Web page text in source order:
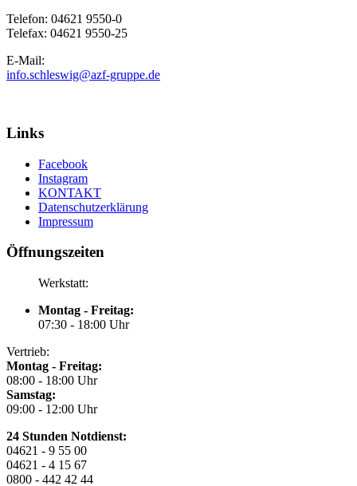
Telefon: 04621 9550-0
Telefax: 04621 9550-25
E-Mail:
info.schleswig@azf-gruppe.de
Links
Facebook
Instagram
KONTAKT
Datenschutzerklärung
Impressum
Öffnungszeiten
Werkstatt:
Montag - Freitag:
07:30 - 18:00 Uhr
Vertrieb:
Montag - Freitag:
08:00 - 18:00 Uhr
Samstag:
09:00 - 12:00 Uhr
24 Stunden Notdienst:
04621 - 9 55 00
04621 - 4 15 67
0800 - 442 42 44